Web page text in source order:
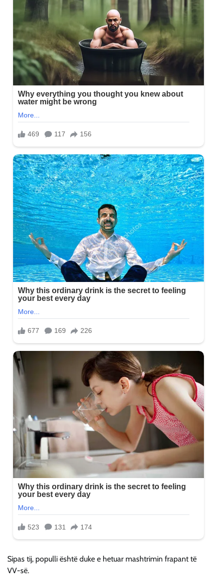
Sipas tij, populli është duke e hetuar mashtrimin frapant të
VV-së.